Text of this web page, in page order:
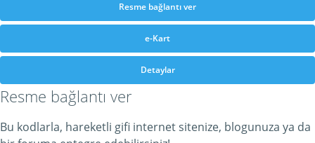
Resme bağlantı ver
e-Kart
Detaylar
Resme bağlantı ver
Bu kodlarla, hareketli gifi internet sitenize, blogunuza ya da